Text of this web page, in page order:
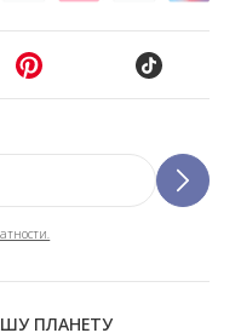
ПЛАНЕТУ